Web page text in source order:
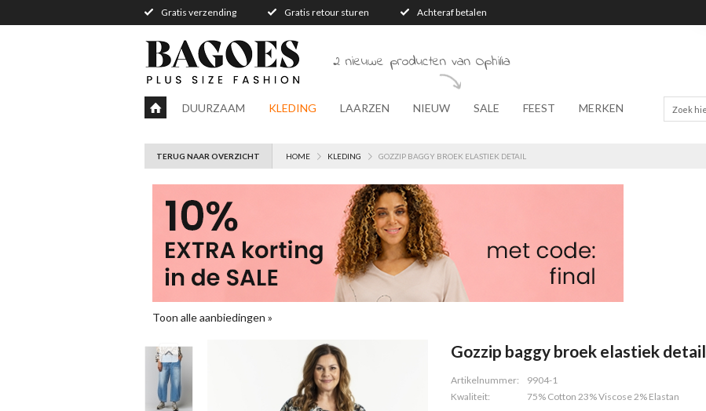
Gratis verzending Gratis retour sturen Achteraf betalen
2 nieuwe producten van Ophilia
DUURZAAM KLEDING LAARZEN NIEUW SALE FEEST MERKEN
TERUG NAAR OVERZICHT HOME KLEDING GOZZIP BAGGY BROEK ELASTIEK DETAIL
Toon alle aanbiedingen »
Gozzip baggy broek elastiek detail
Artikelnummer:
9904-1
Kwaliteit:
75% Cotton 23% Viscose 2% Elastan